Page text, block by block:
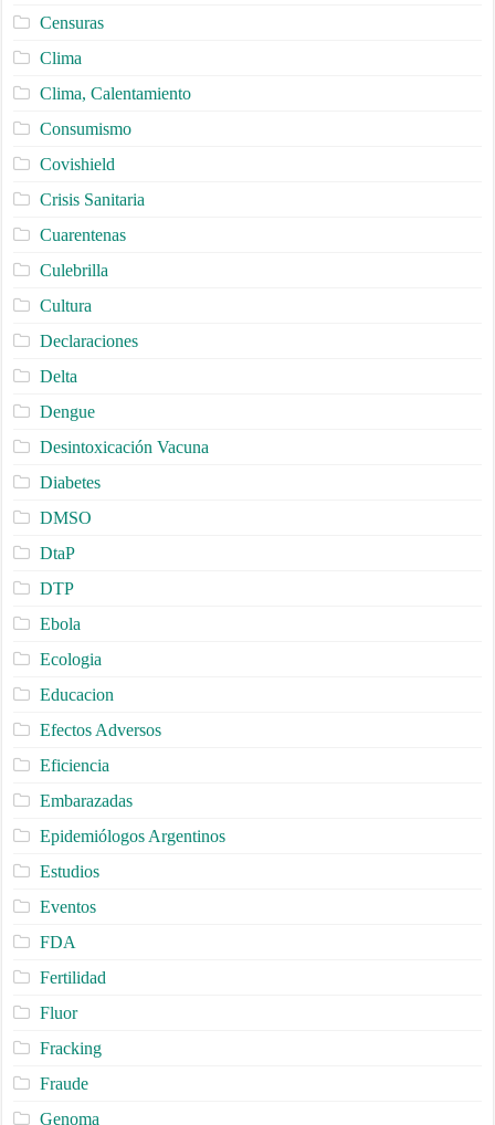
Censuras
Clima
Clima, Calentamiento
Consumismo
Covishield
Crisis Sanitaria
Cuarentenas
Culebrilla
Cultura
Declaraciones
Delta
Dengue
Desintoxicación Vacuna
Diabetes
DMSO
DtaP
DTP
Ebola
Ecologia
Educacion
Efectos Adversos
Eficiencia
Embarazadas
Epidemiólogos Argentinos
Estudios
Eventos
FDA
Fertilidad
Fluor
Fracking
Fraude
Genoma